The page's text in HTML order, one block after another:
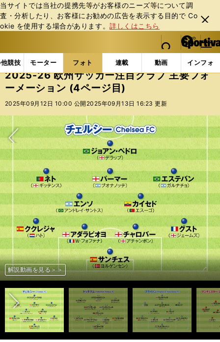
当サイトでは当社の提携先等がお客様のニーズ等について調
査・分析したり、お客様にお勧めの広告を表⽰する⽬的で Co
okie を使⽤する場合があります。詳しくはこちら
閉じ
る
web Sportiva (webスポルティーバ)
検索
マイペ
ー
ジ
メニュ
競技 モーター フォト 連載 動画 インフォ
b
ス
ポ
ル
バ
フォトギャラリー コラムフォト 2025-26 欧州サッ
2025-26 欧州サッカー注目クラブ 主要フォ
ーメーション (4ページ目)
2025年09月12日 10:00 公開 2025年09月13日 16:23 更新
次へ
解説記事＞＞
解説記事＞＞
解説記事＞＞
解説動画を見る＞＞
解説動画を見る＞＞
解説記事＞＞
解説動画を見る＞＞
解説動画を見る＞＞
解説動画を見る＞＞
解説記事＞＞
解説記事＞＞
解説動画を見る＞＞
解説記事＞＞
解説記事＞＞
解説記事＞＞
解説記事＞＞
旗手怜央連載一覧＞＞
前へ